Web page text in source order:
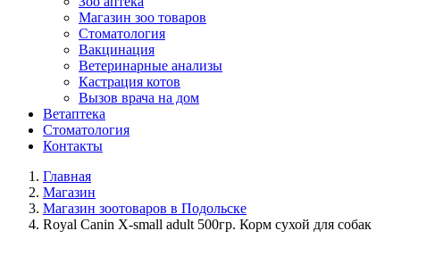
Магазин зоо товаров
Стоматология
Вакцинация
Ветеринарные анализы
Кастрация котов
Вызов врача на дом
Ветаптека
Стоматология
Контакты
Главная
Магазин
Магазин зоотоваров в Подольске
Royal Canin X-small adult 500гр. Корм сухой для собак